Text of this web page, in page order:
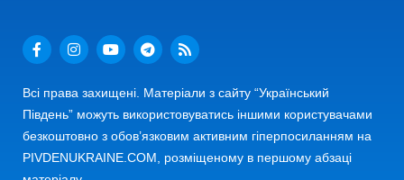
Всі права захищені. Матеріали з сайту “Український
Південь” можуть використовуватись іншими користувачами
безкоштовно з обов’язковим активним гіперпосиланням на
PIVDENUKRAINE.COM, розміщеному в першому абзаці